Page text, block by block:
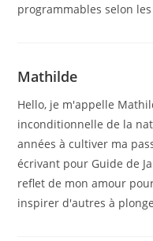
programmables selon
Mathilde
Hello, je m'appelle
inconditionnelle de la
années à cultiver ma
écrivant pour Guide de
reflet de mon amour
inspirer d'autres à